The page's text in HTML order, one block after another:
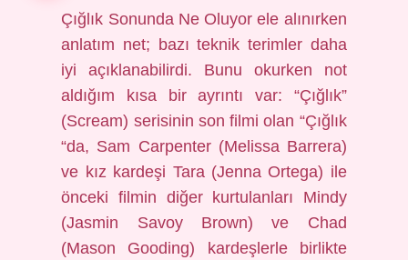
Çığlık Sonunda Ne Oluyor ele alınırken
anlatım net; bazı teknik terimler daha
iyi açıklanabilirdi. Bunu okurken not
aldığım kısa bir ayrıntı var: “Çığlık”
(Scream) serisinin son filmi olan “Çığlık
“da, Sam Carpenter (Melissa Barrera)
ve kız kardeşi Tara (Jenna Ortega) ile
önceki filmin diğer kurtulanları Mindy
(Jasmin Savoy Brown) ve Chad
(Mason Gooding) kardeşlerle birlikte